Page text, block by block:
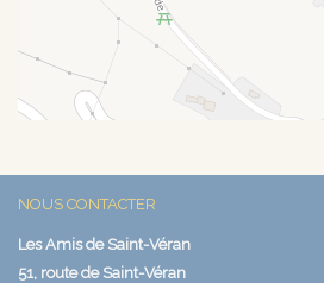
NOUS CONTACTER
Les Amis de Saint-Véran
51, route de Saint-Véran